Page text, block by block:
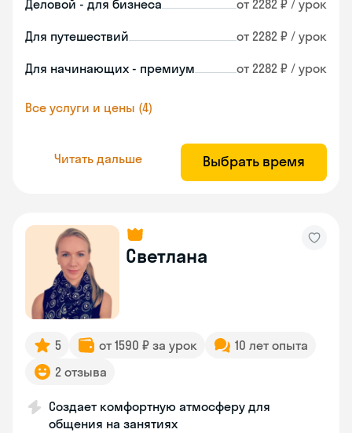
Деловой - для бизнеса от 2282 ₽ / урок
Для путешествий от 2282 ₽ / урок
Для начинающих - премиум от 2282 ₽ / урок
Все услуги и цены (4)
Читать дальше Выбрать время
Светлана
5 от 1590 ₽ за урок
10 лет опыта
2 отзыва
Создает комфортную атмосферу для
общения на занятиях